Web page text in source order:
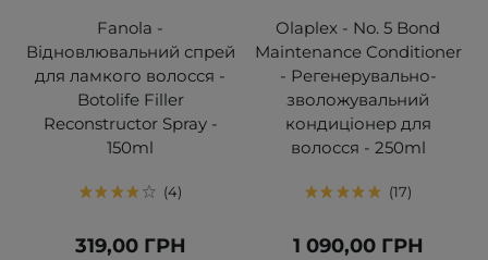
Fanola -
Відновлювальний спрей
для ламкого волосся -
Botolife Filler
Reconstructor Spray -
150ml
4
319,00 ГРН
Olaplex - No. 5 Bond
Maintenance Conditioner
- Регенерувально-
зволожувальний
кондиціонер для
волосся - 250ml
17
1 090,00 ГРН